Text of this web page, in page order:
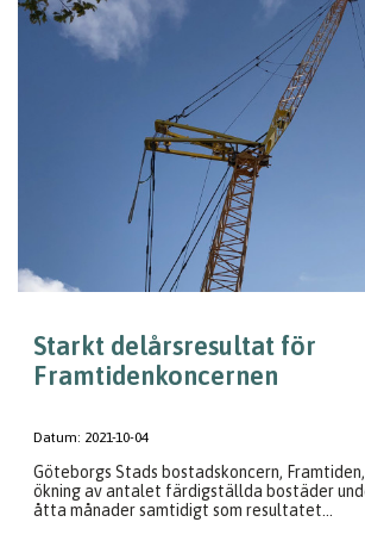
Starkt delårsresultat för
Framtidenkoncernen
Datum: 2021-10-04
Göteborgs Stads bostadskoncern,
ökning av antalet färdigställda bostäder
åtta månader samtidigt som resultatet...